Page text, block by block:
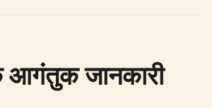
आगंतुक जानकारी